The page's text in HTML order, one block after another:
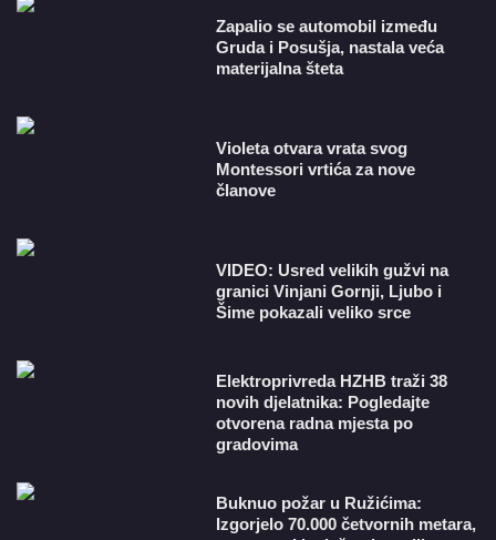
Zapalio se automobil između
Gruda i Posušja, nastala veća
materijalna šteta
Violeta otvara vrata svog
Montessori vrtića za nove
članove
VIDEO: Usred velikih gužvi na
granici Vinjani Gornji, Ljubo i
Šime pokazali veliko srce
​Elektroprivreda HZHB traži 38
novih djelatnika: Pogledajte
otvorena radna mjesta po
gradovima
Buknuo požar u Ružićima:
Izgorjelo 70.000 četvornih metara,